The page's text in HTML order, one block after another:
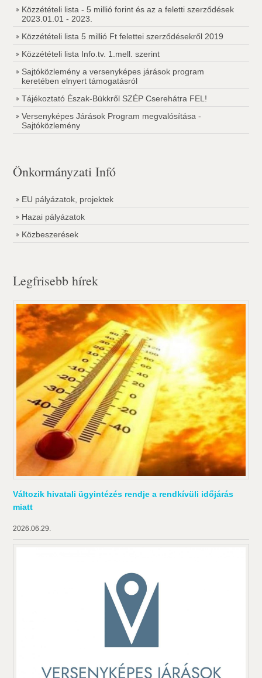
Közzétételi lista - 5 millió forint és az a feletti szerződések
2023.01.01 - 2023.
Közzétételi lista 5 millió Ft felettei szerződésekről 2019
Közzétételi lista Info.tv. 1.mell. szerint
Sajtóközlemény a versenyképes járások program
keretében elnyert támogatásról
Tájékoztató Észak-Bükkről SZÉP Cserehátra FEL!
Versenyképes Járások Program megvalósítása -
Sajtóközlemény
Önkormányzati Infó
EU pályázatok, projektek
Hazai pályázatok
Közbeszerések
Legfrisebb hírek
Változik hivatali ügyintézés rendje a rendkívüli időjárás
miatt
2026.06.29.